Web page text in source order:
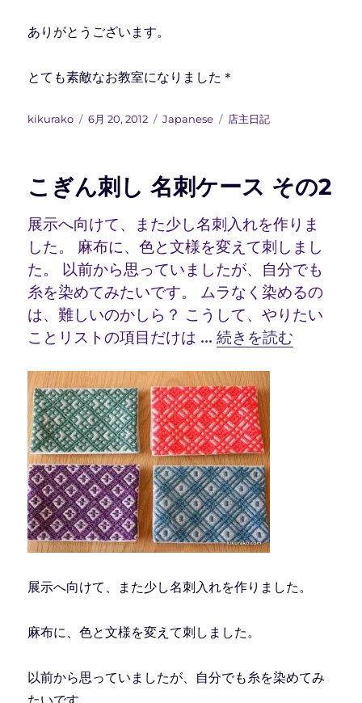
ありがとうございます。
とても素敵なお教室になりました＊
投
kikurako
投
6月 20, 2012
カ
ー
Japanese
タ
店主日記
こぎん刺し 名刺ケース その2
展示へ向けて、また少し名刺入れを作りま
した。 麻布に、色と文様を変えて刺しまし
た。 以前から思っていましたが、自分でも
糸を染めてみたいです。 ムラなく染めるの
は、難しいのかしら？ こうして、やりたい
ことリストの項目だけは …“こぎん刺し 名刺ケ
続きを読む
展示へ向けて、また少し名刺入れを作りました。
麻布に、色と文様を変えて刺しました。
以前から思っていましたが、自分でも糸を染めてみ